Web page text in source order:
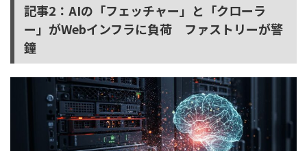
記事2：AIの「フェッチャー」と「クローラ
ー」がWebインフラに負荷 ファストリーが警
鐘